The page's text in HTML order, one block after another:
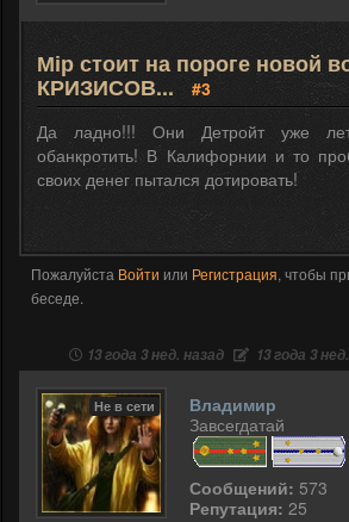
Мір стоит на пороге новой
КРИЗИСОВ...
#3
Да ладно!!! Они Детройт уже
обанкротить! В Калифорнии и то
своих денег пытался дотировать!
Пожалуйста Войти или Регистрация, чтобы
беседе.
13 года 3 нед. назад 13 года 3
Не в сети
Владимир
Завсегдатай
Сообщений: 573
Репутация: 25